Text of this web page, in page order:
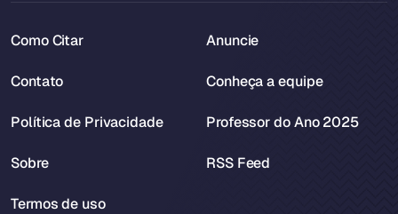
Como Citar
Contato
Política de Privacidade
Sobre
Termos de uso
Anuncie
Conheça a equipe
Professor do Ano 2025
RSS Feed